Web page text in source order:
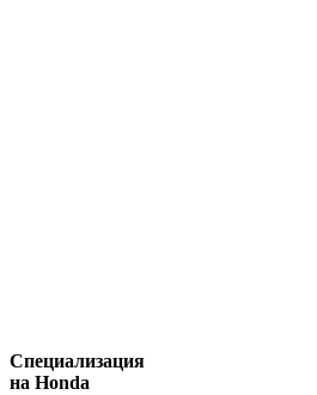
Специализация
на Honda